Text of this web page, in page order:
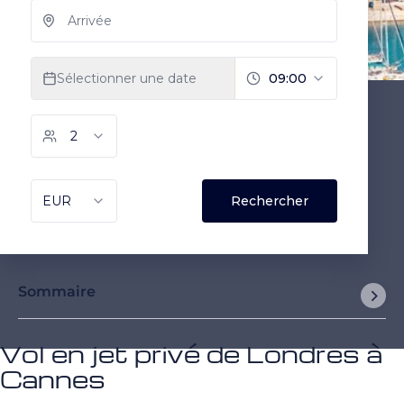
Sommaire
Vol en jet privé de Londres à
Cannes